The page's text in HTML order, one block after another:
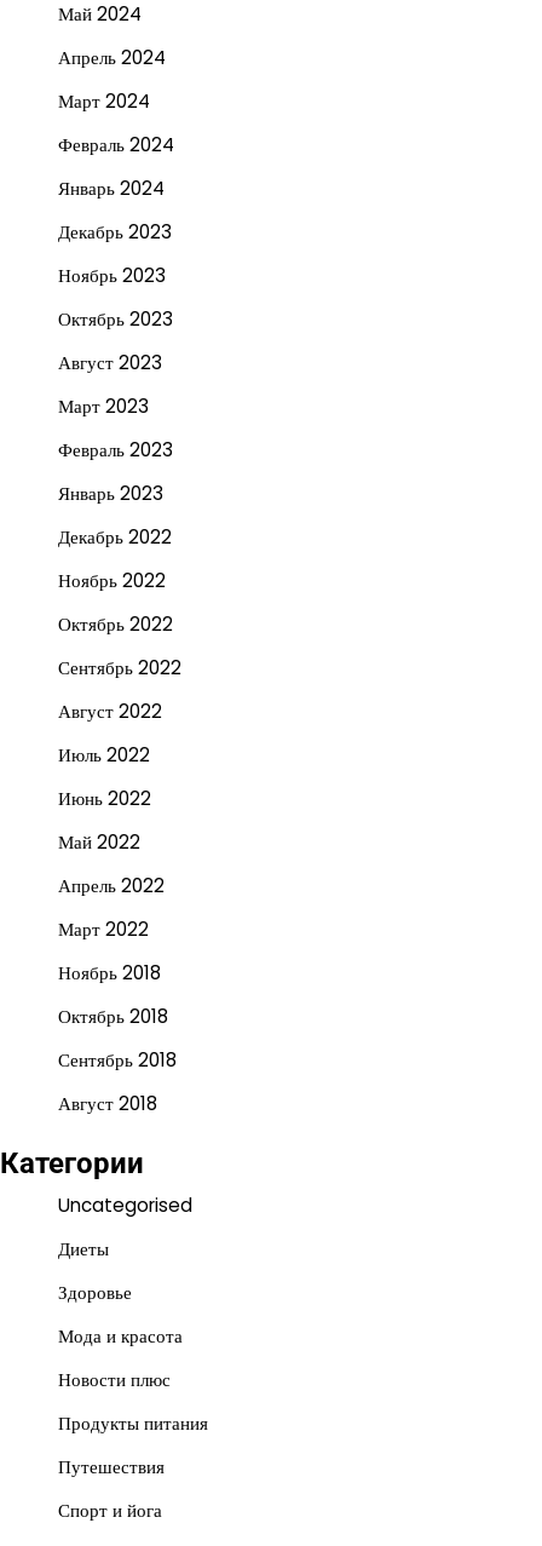
Май 2024
Апрель 2024
Март 2024
Февраль 2024
Январь 2024
Декабрь 2023
Ноябрь 2023
Октябрь 2023
Август 2023
Март 2023
Февраль 2023
Январь 2023
Декабрь 2022
Ноябрь 2022
Октябрь 2022
Сентябрь 2022
Август 2022
Июль 2022
Июнь 2022
Май 2022
Апрель 2022
Март 2022
Ноябрь 2018
Октябрь 2018
Сентябрь 2018
Август 2018
Категории
Uncategorised
Диеты
Здоровье
Мода и красота
Новости плюс
Продукты питания
Путешествия
Спорт и йога